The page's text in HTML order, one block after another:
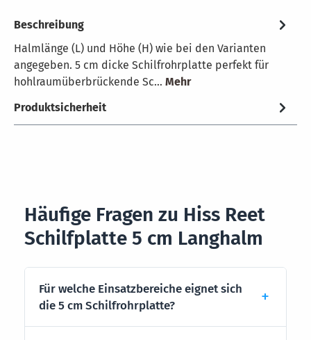
Beschreibung
Halmlänge (L) und Höhe (H) wie bei den Varianten
angegeben. 5 cm dicke Schilfrohrplatte perfekt für
hohlraumüberbrückende Sc… Mehr
Produktsicherheit
Häufige Fragen zu Hiss Reet
Schilfplatte 5 cm Langhalm
Für welche Einsatzbereiche eignet sich
die 5 cm Schilfrohrplatte?